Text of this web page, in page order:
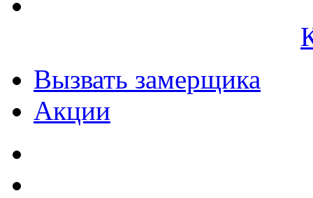
Вызвать замерщика
Акции